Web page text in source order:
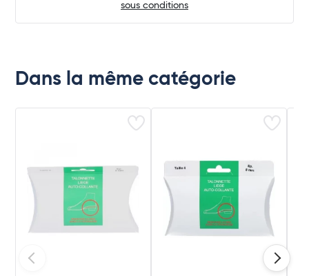
sous conditions
Dans la même catégorie